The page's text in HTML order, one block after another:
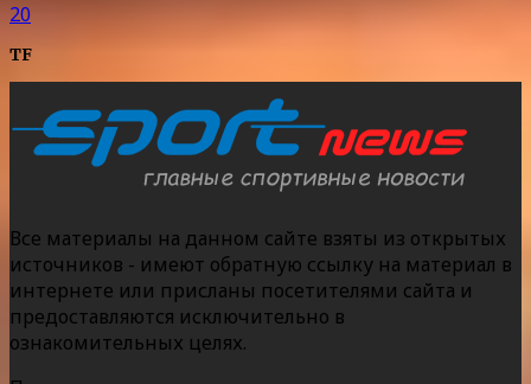
20
TF
Все материалы на данном сайте взяты из открытых
источников - имеют обратную ссылку на материал в
интернете или присланы посетителями сайта и
предоставляются исключительно в
ознакомительных целях.